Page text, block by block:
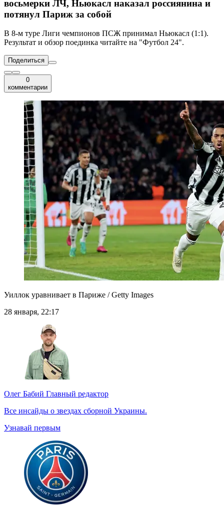
восьмерки ЛЧ, Ньюкасл наказал россиянина и
потянул Париж за собой
В 8-м туре Лиги чемпионов ПСЖ принимал Ньюкасл (1:1).
Результат и обзор поединка читайте на "Футбол 24".
Поделиться
0
комментарии
Уиллок уравнивает в Париже / Getty Images
28 января, 22:17
Олег Бабий Главный редактор
Все инсайды о звездах сборной Украины.
Узнавай первым